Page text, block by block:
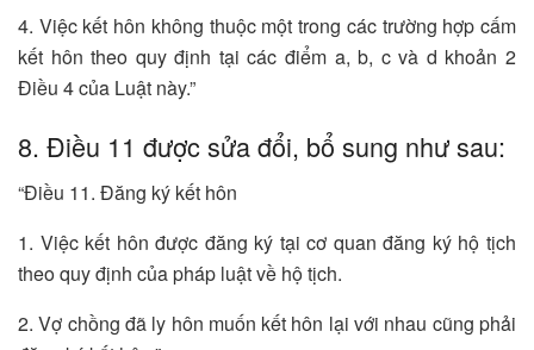
4. Việc kết hôn không thuộc một trong các trường hợp cấm
kết hôn theo quy định tại các điểm a, b, c và d khoản 2
Điều 4 của Luật này.”
8. Điều 11 được sửa đổi, bổ sung như sau:
“Điều 11. Đăng ký kết hôn
1. Việc kết hôn được đăng ký tại cơ quan đăng ký hộ tịch
theo quy định của pháp luật về hộ tịch.
2. Vợ chồng đã ly hôn muốn kết hôn lại với nhau cũng phải